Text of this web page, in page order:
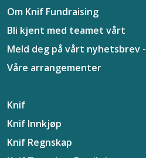
Om Knif Fundraising
Bli kjent med teamet vårt
Meld deg på vårt nyhetsbrev -
Våre arrangementer
Knif
Knif Innkjøp
Knif Regnskap